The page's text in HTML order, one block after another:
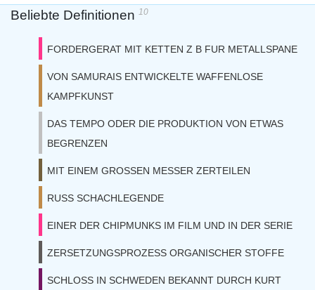
Beliebte Definitionen 10
FORDERGERAT MIT KETTEN Z B FUR METALLSPANE
VON SAMURAIS ENTWICKELTE WAFFENLOSE
KAMPFKUNST
DAS TEMPO ODER DIE PRODUKTION VON ETWAS
BEGRENZEN
MIT EINEM GROSSEN MESSER ZERTEILEN
RUSS SCHACHLEGENDE
EINER DER CHIPMUNKS IM FILM UND IN DER SERIE
ZERSETZUNGSPROZESS ORGANISCHER STOFFE
SCHLOSS IN SCHWEDEN BEKANNT DURCH KURT